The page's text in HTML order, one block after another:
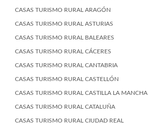
CASAS TURISMO RURAL ARAGÓN
CASAS TURISMO RURAL ASTURIAS
CASAS TURISMO RURAL BALEARES
CASAS TURISMO RURAL CÁCERES
CASAS TURISMO RURAL CANTABRIA
CASAS TURISMO RURAL CASTELLÓN
CASAS TURISMO RURAL CASTILLA LA MANCHA
CASAS TURISMO RURAL CATALUÑA
CASAS TURISMO RURAL CIUDAD REAL